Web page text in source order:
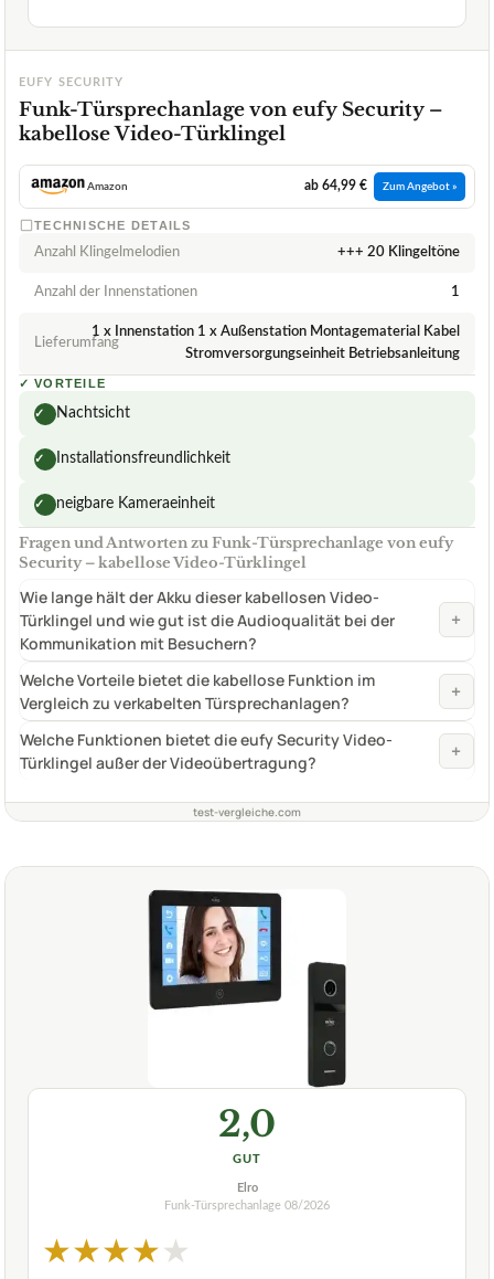
EUFY SECURITY
Funk-Türsprechanlage von eufy Security –
kabellose Video-Türklingel
Amazon ab 64,99 € Zum Angebot »
TECHNISCHE DETAILS
Anzahl Klingelmelodien +++ 20 Klingeltöne
Anzahl der Innenstationen 1
Lieferumfang
1 x Innenstation 1 x Außenstation Montagematerial Kabel
Stromversorgungseinheit Betriebsanleitung
✓ VORTEILE
✓ Nachtsicht
✓ Installationsfreundlichkeit
✓ neigbare Kameraeinheit
Fragen und Antworten zu Funk-Türsprechanlage von eufy
Security – kabellose Video-Türklingel
Wie lange hält der Akku dieser kabellosen Video-
Türklingel und wie gut ist die Audioqualität bei der
Kommunikation mit Besuchern?
+
Welche Vorteile bietet die kabellose Funktion im
Vergleich zu verkabelten Türsprechanlagen?
+
Welche Funktionen bietet die eufy Security Video-
Türklingel außer der Videoübertragung?
+
test-vergleiche.com
2,0
GUT
Elro
Funk-Türsprechanlage 08/2026
★★★★★